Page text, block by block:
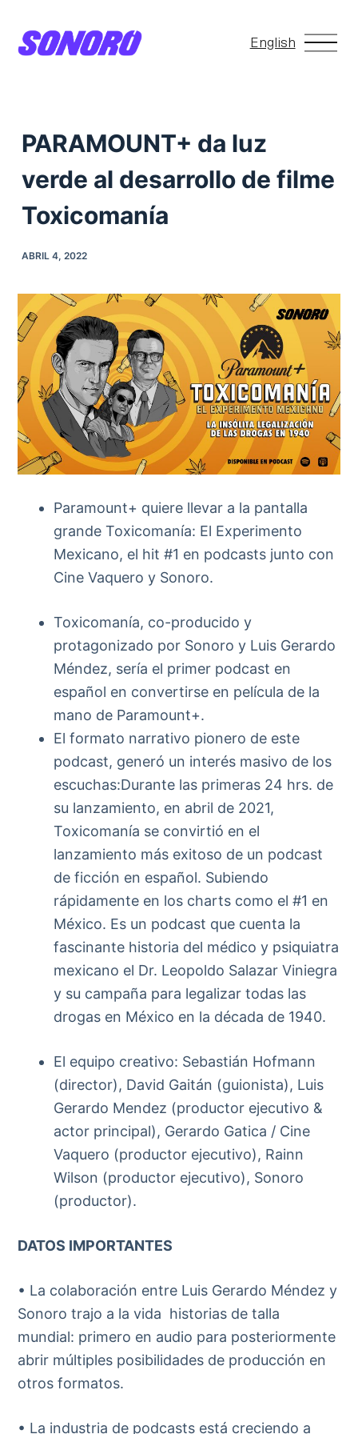
a
c
n
e
n
i
o
English
PARAMOUNT+ da luz
verde al desarrollo de filme
Toxicomanía
ABRIL 4, 2022
Paramount+ quiere llevar a la pantalla
grande Toxicomanía: El Experimento
Mexicano, el hit #1 en podcasts junto con
Cine Vaquero y Sonoro.
Toxicomanía, co-producido y
protagonizado por Sonoro y Luis Gerardo
Méndez, sería el primer podcast en
español en convertirse en película de la
mano de Paramount+.
El formato narrativo pionero de este
podcast, generó un interés masivo de los
escuchas:Durante las primeras 24 hrs. de
su lanzamiento, en abril de 2021,
Toxicomanía se convirtió en el
lanzamiento más exitoso de un podcast
de ficción en español. Subiendo
rápidamente en los charts como el #1 en
México. Es un podcast que cuenta la
fascinante historia del médico y psiquiatra
mexicano el Dr. Leopoldo Salazar Viniegra
y su campaña para legalizar todas las
drogas en México en la década de 1940.
El equipo creativo: Sebastián Hofmann
(director), David Gaitán (guionista), Luis
Gerardo Mendez (productor ejecutivo &
actor principal), Gerardo Gatica / Cine
Vaquero (productor ejecutivo), Rainn
Wilson (productor ejecutivo), Sonoro
(productor).
DATOS IMPORTANTES
• La colaboración entre Luis Gerardo Méndez y
Sonoro trajo a la vida historias de talla
mundial: primero en audio para posteriormente
abrir múltiples posibilidades de producción en
otros formatos.
• La industria de podcasts está creciendo a